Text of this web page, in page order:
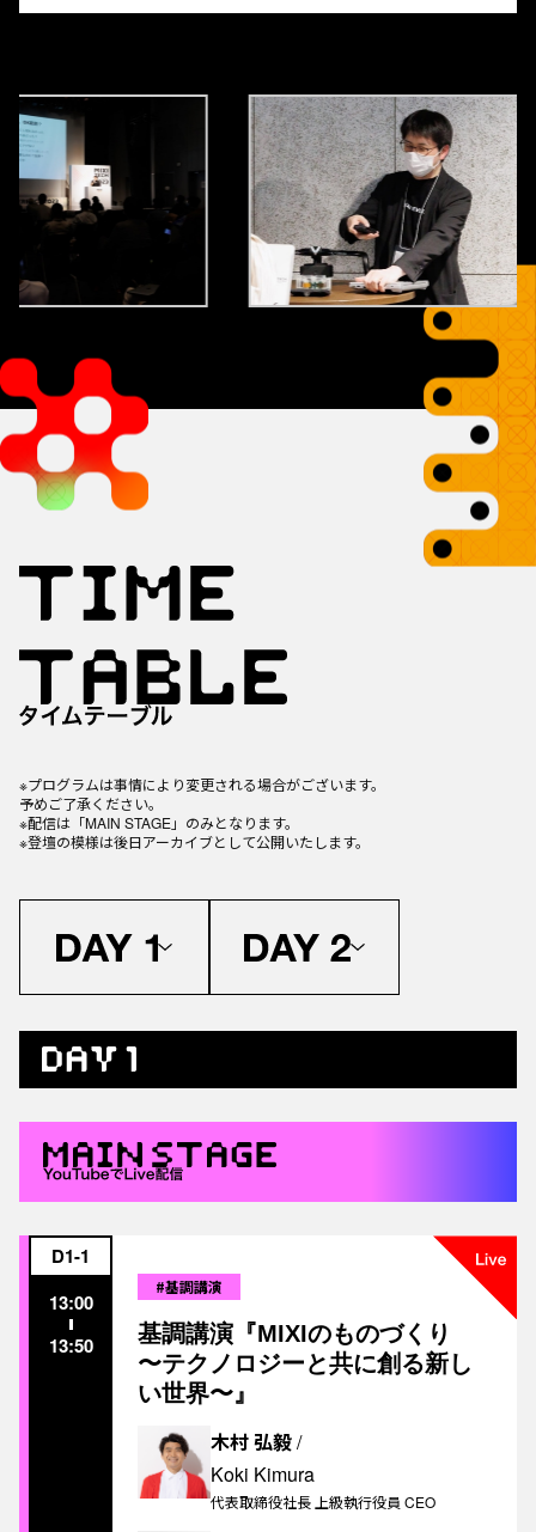
※プログラムは事情により変更される場合がございます。
予めご了承ください。
※配信は「MAIN STAGE」のみとなります。
※登壇の模様は後日アーカイブとして公開いたします。
D1-1
13:00
13:50
#基調講演
基調講演『MIXIのものづくり
〜テクノロジーと共に創る新し
い世界〜』
木村 弘毅/
Koki Kimura
代表取締役社長 上級執行役員 CEO